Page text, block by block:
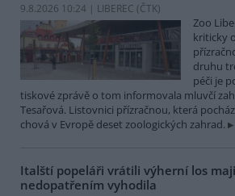
9.8.2026 10:24 | LIBEREC (ČTK)
Zoo
kriticky
druhu
péči je
tiskové zprávě o tom informovala mluvčí
Tesařová. Listovnici přízračnou, která
chová v Evropě deset zoologických zahrad.
Italští popeláři vrátili výherní los
nedopatřením vyhodila